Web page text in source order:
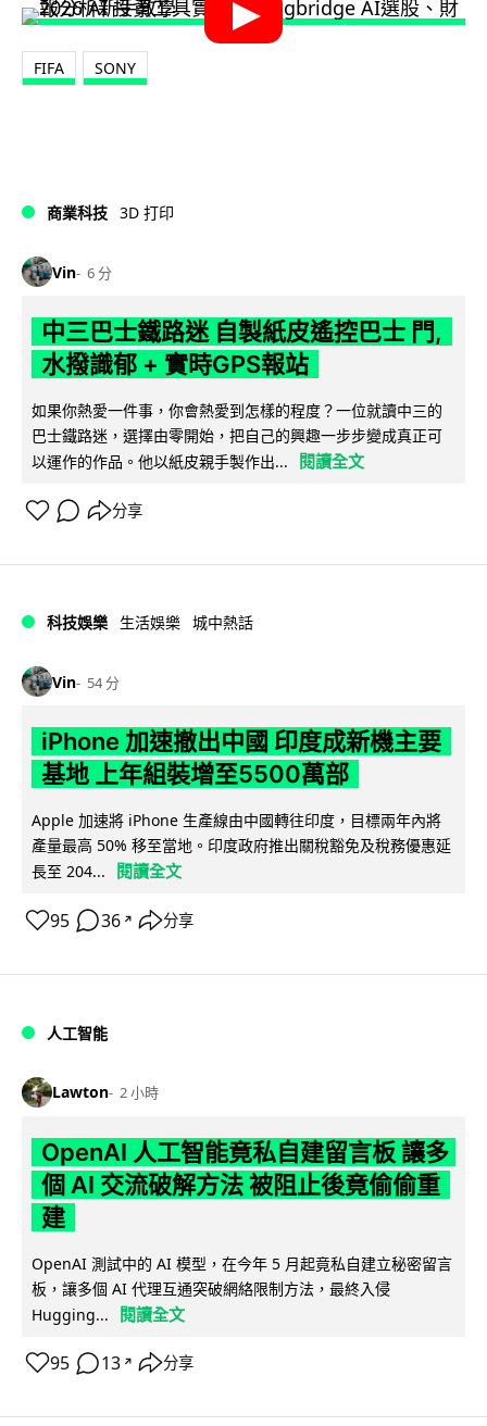
FIFA SONY
商業科技 3D 打印
Vin 6 分
中三巴士鐵路迷 自製紙皮遙控巴士 門,
水撥識郁 + 實時GPS報站
如果你熱愛一件事，你會熱愛到怎樣的程度？一位就讀中三的
巴士鐵路迷，選擇由零開始，把自己的興趣一步步變成真正可
以運作的作品。他以紙皮親手製作出...
閱讀全文
分享
科技娛樂 生活娛樂 城中熱話
Vin 54 分
iPhone 加速撤出中國 印度成新機主要
基地 上年組裝增至5500萬部
Apple 加速將 iPhone 生產線由中國轉往印度，目標兩年內將
產量最高 50% 移至當地。印度政府推出關稅豁免及稅務優惠延
長至 204...
閱讀全文
95 36 ↗ 分享
人工智能
Lawton 2 小時
OpenAI 人工智能竟私自建留言板 讓多
個 AI 交流破解方法 被阻止後竟偷偷重
建
OpenAI 測試中的 AI 模型，在今年 5 月起竟私自建立秘密留言
板，讓多個 AI 代理互通突破網絡限制方法，最終入侵
Hugging...
閱讀全文
95 13 ↗ 分享